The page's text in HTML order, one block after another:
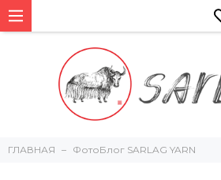
ГЛАВНАЯ ФотоБлог SARLAG YARN